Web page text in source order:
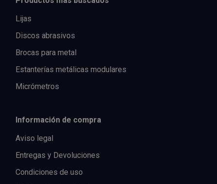
Lijas
Discos abrasivos
Brocas para metal
Estanterías metálicas modulares
Micrómetros
Información de compra
Aviso legal
Entregas y Devoluciones
Condiciones de uso